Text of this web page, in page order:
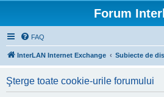
Forum
FAQ
InterLAN Internet Exchange Subiecte de
Şterge toate cookie-urile forumului